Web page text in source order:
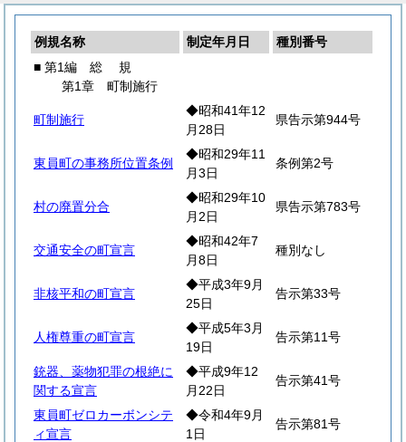
例規名称 制定年月日
種別番号
■ 第1編 総 規
第1章 町制施行
町制施行
◆昭和41年12
月28日
県告示第944号
東員町の事務所位置条例
◆昭和29年11
月3日
条例第2号
村の廃置分合
◆昭和29年10
月2日
県告示第783号
交通安全の町宣言
◆昭和42年7
月8日
種別なし
非核平和の町宣言
◆平成3年9月
25日
告示第33号
人権尊重の町宣言
◆平成5年3月
19日
告示第11号
銃器、薬物犯罪の根絶に
関する宣言
◆平成9年12
月22日
告示第41号
東員町ゼロカーボンシテ
ィ宣言
◆令和4年9月
1日
告示第81号